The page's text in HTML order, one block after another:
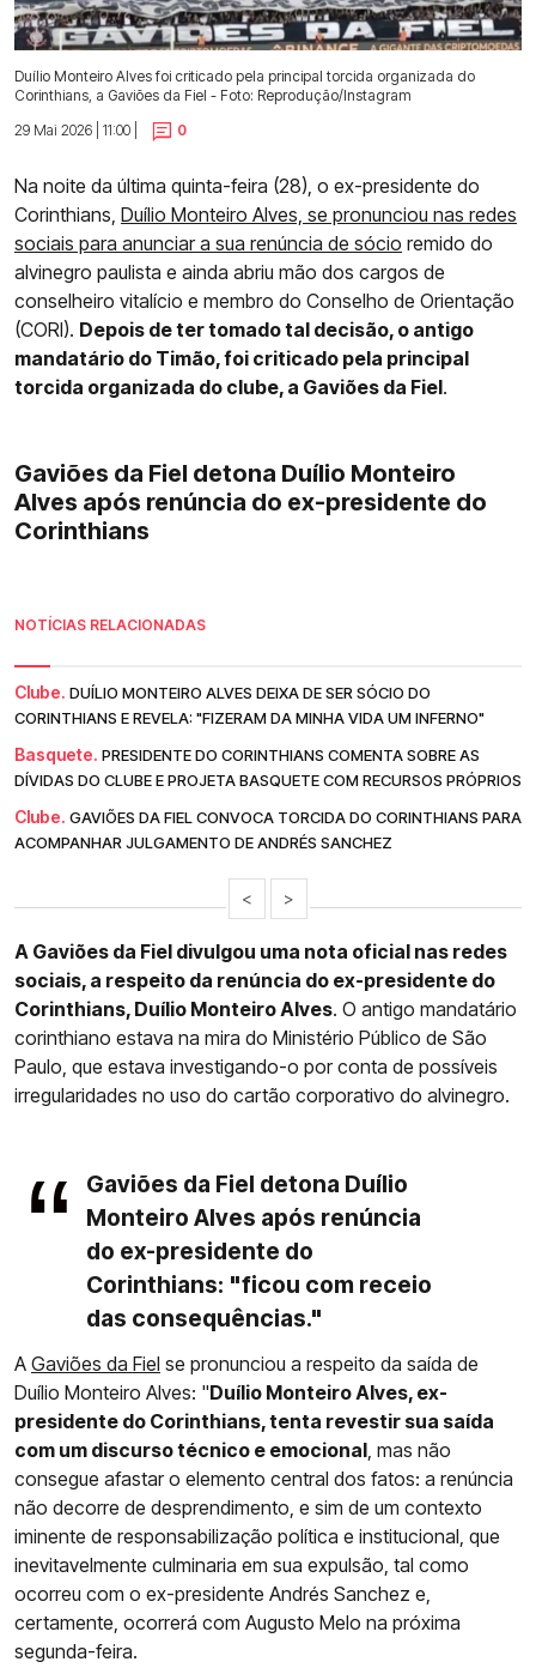
Duílio Monteiro Alves foi criticado pela principal torcida organizada do
Corinthians, a Gaviões da Fiel - Foto: Reprodução/Instagram
29 Mai 2026 | 11:00 |
0
Na noite da última quinta-feira (28), o ex-presidente do
Corinthians, Duílio Monteiro Alves, se pronunciou nas redes
sociais para anunciar a sua renúncia de sócio remido do
alvinegro paulista e ainda abriu mão dos cargos de
conselheiro vitalício e membro do Conselho de Orientação
(CORI). Depois de ter tomado tal decisão, o antigo
mandatário do Timão, foi criticado pela principal
torcida organizada do clube, a Gaviões da Fiel.
Gaviões da Fiel detona Duílio Monteiro
Alves após renúncia do ex-presidente do
Corinthians
NOTÍCIAS RELACIONADAS
Clube. DUÍLIO MONTEIRO ALVES DEIXA DE SER SÓCIO DO
CORINTHIANS E REVELA: "FIZERAM DA MINHA VIDA UM INFERNO"
Basquete. PRESIDENTE DO CORINTHIANS COMENTA SOBRE AS
DÍVIDAS DO CLUBE E PROJETA BASQUETE COM RECURSOS PRÓPRIOS
Clube. GAVIÕES DA FIEL CONVOCA TORCIDA DO CORINTHIANS PARA
ACOMPANHAR JULGAMENTO DE ANDRÉS SANCHEZ
< >
A Gaviões da Fiel divulgou uma nota oficial nas redes
sociais, a respeito da renúncia do ex-presidente do
Corinthians, Duílio Monteiro Alves. O antigo mandatário
corinthiano estava na mira do Ministério Público de São
Paulo, que estava investigando-o por conta de possíveis
irregularidades no uso do cartão corporativo do alvinegro.
Gaviões da Fiel detona Duílio
Monteiro Alves após renúncia
do ex-presidente do
Corinthians: "ficou com receio
das consequências."
A Gaviões da Fiel se pronunciou a respeito da saída de
Duílio Monteiro Alves: "Duílio Monteiro Alves, ex-
presidente do Corinthians, tenta revestir sua saída
com um discurso técnico e emocional, mas não
consegue afastar o elemento central dos fatos: a renúncia
não decorre de desprendimento, e sim de um contexto
iminente de responsabilização política e institucional, que
inevitavelmente culminaria em sua expulsão, tal como
ocorreu com o ex-presidente Andrés Sanchez e,
certamente, ocorrerá com Augusto Melo na próxima
segunda-feira.